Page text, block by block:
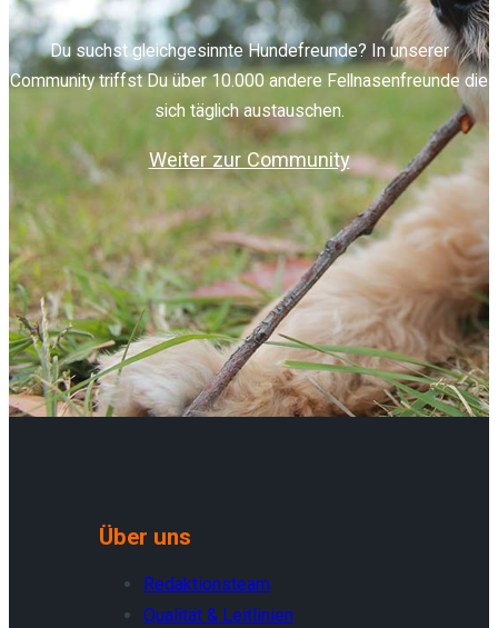
Du suchst gleichgesinnte Hundefreunde? In unserer
Community triffst Du über 10.000 andere Fellnasenfreunde die
sich täglich austauschen.
Weiter zur Community
Über uns
Redaktionsteam
Qualität & Leitlinien